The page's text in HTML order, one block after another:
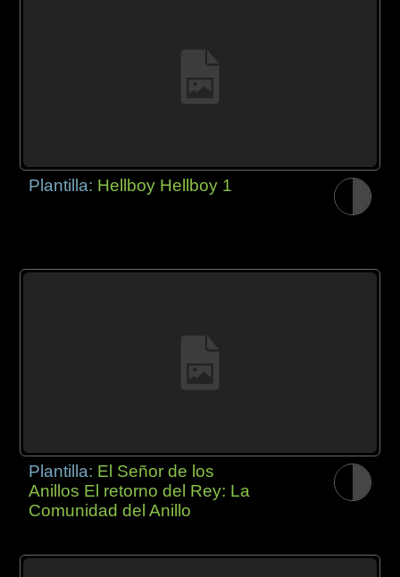
Plantilla: Hellboy Hellboy 1
Plantilla: El Señor de los
Anillos El retorno del Rey: La
Comunidad del Anillo